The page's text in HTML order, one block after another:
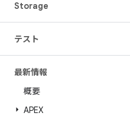
Storage
テスト
最新情報
概要
APEX